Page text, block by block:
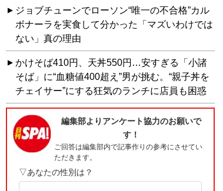
ジョブチューンでローソン“唯一の不合格”カル
ボナーラを実食して分かった「マズいわけでは
ない」真の理由
かけそば410円、天丼550円…安すぎる「小諸
そば」に“血糖値400超え”男が挑む。“親子丼を
チェイサー”にする狂気のランチに店員も困惑